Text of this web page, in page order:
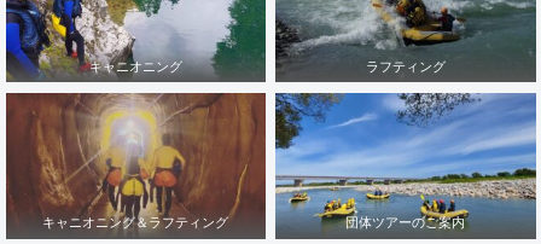
キャニオニング ラフティング
キャニオニング＆ラフティング 団体ツアーのご案内